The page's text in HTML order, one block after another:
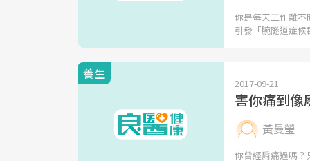
你是每天工作離
引發「腕隧道症候
養生
2017-09-21
害你痛到像
黃曼瑩
你曾經肩痛過嗎